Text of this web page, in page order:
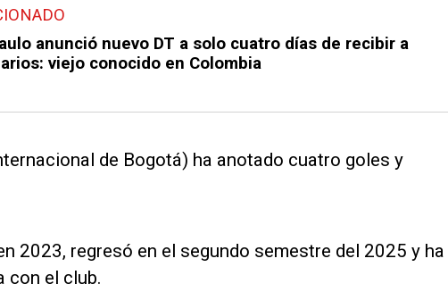
anunció nuevo DT a solo cuatro días de recibir a
viejo conocido en Colombia
de Bogotá) ha anotado cuatro goles y
2023, regresó en el segundo semestre del 2025 y ha
con el club.